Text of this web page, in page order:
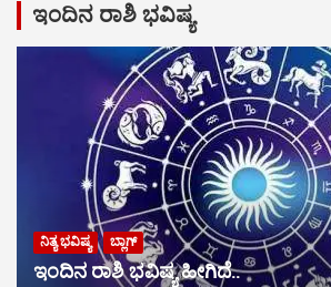
ಇಂದಿನ ರಾಶಿ ಭವಿಷ್ಯ
ನಿತ್ಯ ಭವಿಷ್ಯ ಬ್ಲಾಗ್
ಇಂದಿನ ರಾಶಿ ಭವಿಷ್ಯ ಹೀಗಿದೆ..